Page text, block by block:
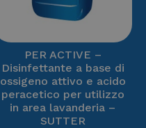
PER ACTIVE –
Disinfettante a base di
ossigeno attivo e acido
peracetico per utilizzo
in area lavanderia –
SUTTER